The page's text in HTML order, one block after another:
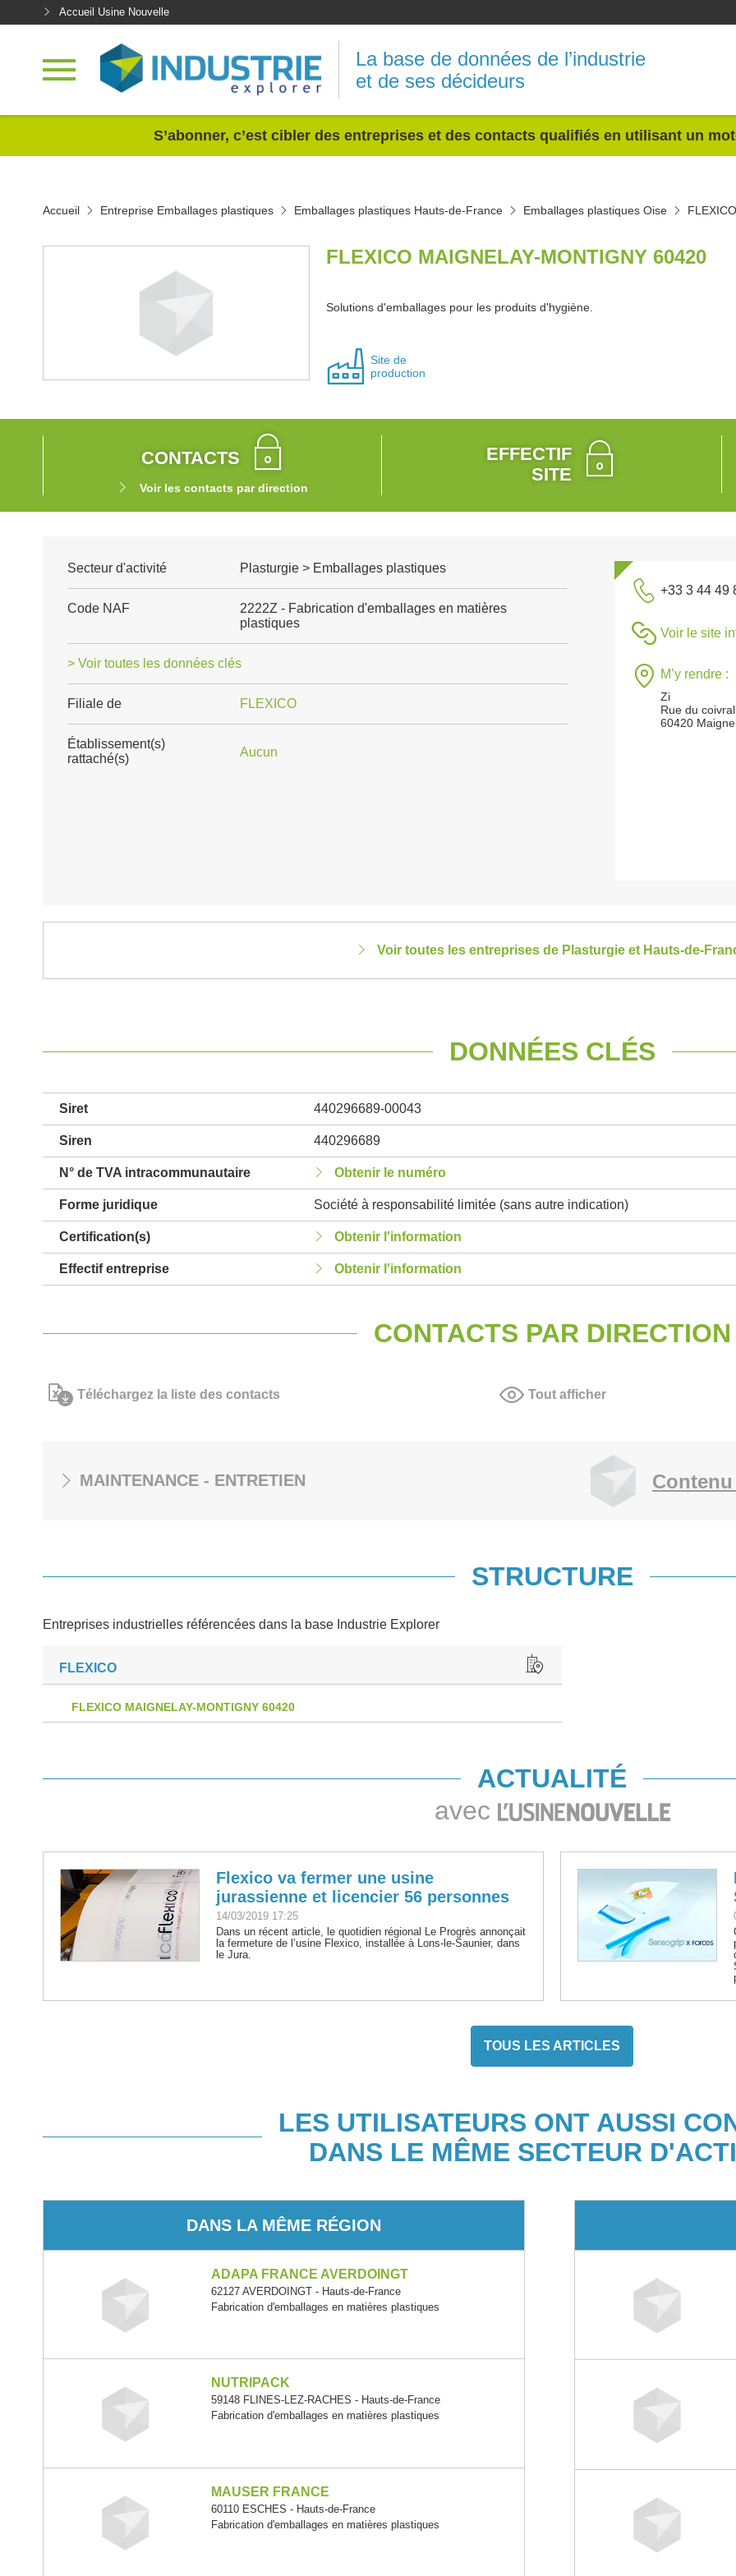
Accueil Usine Nouvelle
La base de données de l’industrie
et de ses décideurs
S’abonner, c’est cibler des entreprises et des contacts qualifiés en utilisant un
Accueil Entreprise Emballages plastiques Emballages plastiques Hauts-de-France Emballages plastiques Oise FLEXICO
FLEXICO MAIGNELAY-MONTIGNY 60420
Solutions d'emballages pour les produits d'hygiène.
Site de
production
CONTACTS
Voir les contacts par direction
EFFECTIF
SITE
Secteur d'activité Plasturgie > Emballages plastiques
Code NAF
2222Z - Fabrication d'emballages en matières
plastiques
> Voir toutes les données clés
Filiale de FLEXICO
Établissement(s)
rattaché(s)
Aucun
+33 3 44 49
Voir le site
M’y rendre :
Zi
Rue du coivral
60420
Voir toutes les entreprises de Plasturgie et Hauts-de-
DONNÉES CLÉS
Siret 440296689-00043
Siren 440296689
N° de TVA intracommunautaire Obtenir le numéro
Forme juridique Société à responsabilité limitée (sans autre indication)
Certification(s) Obtenir l'information
Effectif entreprise Obtenir l'information
CONTACTS PAR DIRECTION
Téléchargez la liste des contacts Tout afficher
MAINTENANCE - ENTRETIEN
STRUCTURE
Entreprises industrielles référencées dans la base Industrie Explorer
FLEXICO
FLEXICO MAIGNELAY-MONTIGNY 60420
ACTUALITÉ
avec
Flexico va fermer une usine
jurassienne et licencier 56 personnes
14/03/2019 17:25
Dans un récent article, le quotidien régional Le Progrès annonçait
la fermeture de l’usine Flexico, installée à Lons-le-Saunier, dans
le Jura.
TOUS LES ARTICLES
LES UTILISATEURS ONT AUSSI
DANS LE MÊME SECTEUR
DANS LA MÊME RÉGION
ADAPA FRANCE AVERDOINGT
62127 AVERDOINGT - Hauts-de-France
Fabrication d'emballages en matières plastiques
NUTRIPACK
59148 FLINES-LEZ-RACHES - Hauts-de-France
Fabrication d'emballages en matières plastiques
MAUSER FRANCE
60110 ESCHES - Hauts-de-France
Fabrication d'emballages en matières plastiques